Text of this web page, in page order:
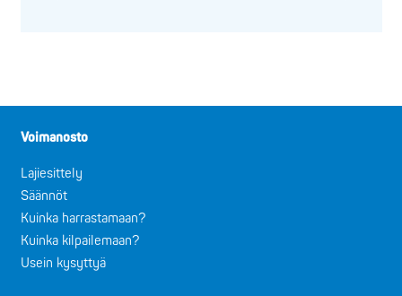
Voimanosto
Lajiesittely
Säännöt
Kuinka harrastamaan?
Kuinka kilpailemaan?
Usein kysyttyä